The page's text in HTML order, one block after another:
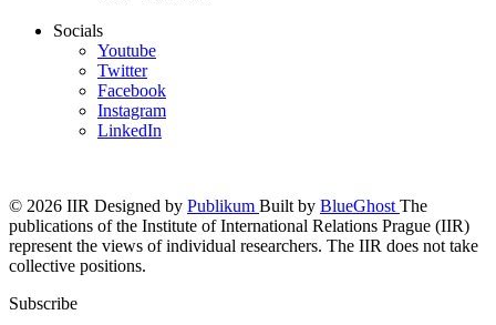
Socials
Youtube
Twitter
Facebook
Instagram
LinkedIn
© 2026 IIR Designed by Publikum Built by BlueGhost The
publications of the Institute of International Relations Prague (IIR)
represent the views of individual researchers. The IIR does not take
collective positions.
Subscribe